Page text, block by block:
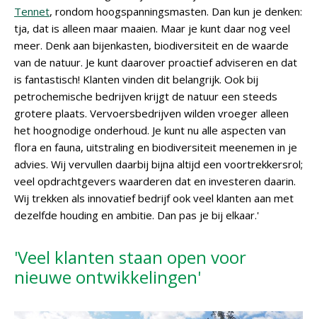
Tennet, rondom hoogspanningsmasten. Dan kun je denken:
tja, dat is alleen maar maaien. Maar je kunt daar nog veel
meer. Denk aan bijenkasten, biodiversiteit en de waarde
van de natuur. Je kunt daarover proactief adviseren en dat
is fantastisch! Klanten vinden dit belangrijk. Ook bij
petrochemische bedrijven krijgt de natuur een steeds
grotere plaats. Vervoersbedrijven wilden vroeger alleen
het hoognodige onderhoud. Je kunt nu alle aspecten van
flora en fauna, uitstraling en biodiversiteit meenemen in je
advies. Wij vervullen daarbij bijna altijd een voortrekkersrol;
veel opdrachtgevers waarderen dat en investeren daarin.
Wij trekken als innovatief bedrijf ook veel klanten aan met
dezelfde houding en ambitie. Dan pas je bij elkaar.'
'Veel klanten staan open voor
nieuwe ontwikkelingen'